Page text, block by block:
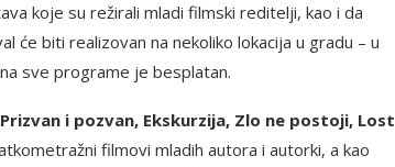
koje su režirali mladi filmski reditelji, kao i da
će biti realizovan na nekoliko lokacija u gradu – u
sve programe je besplatan.
Prizvan i pozvan, Ekskurzija, Zlo ne postoji, Lost
filmovi mladih autora i autorki, a kao